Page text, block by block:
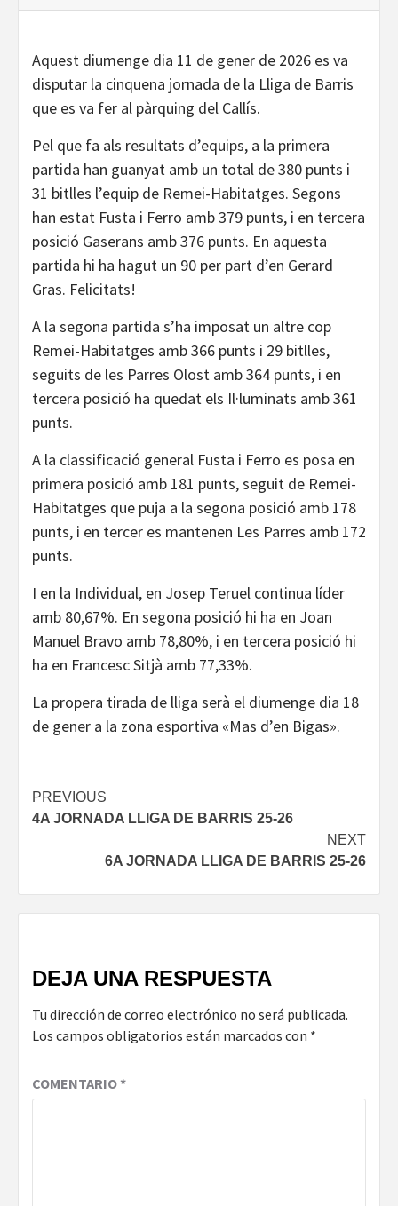
Aquest diumenge dia 11 de gener de 2026 es va
disputar la cinquena jornada de la Lliga de Barris
que es va fer al pàrquing del Callís.
Pel que fa als resultats d’equips, a la primera
partida han guanyat amb un total de 380 punts i
31 bitlles l’equip de Remei-Habitatges. Segons
han estat Fusta i Ferro amb 379 punts, i en tercera
posició Gaserans amb 376 punts. En aquesta
partida hi ha hagut un 90 per part d’en Gerard
Gras. Felicitats!
A la segona partida s’ha imposat un altre cop
Remei-Habitatges amb 366 punts i 29 bitlles,
seguits de les Parres Olost amb 364 punts, i en
tercera posició ha quedat els Il·luminats amb 361
punts.
A la classificació general Fusta i Ferro es posa en
primera posició amb 181 punts, seguit de Remei-
Habitatges que puja a la segona posició amb 178
punts, i en tercer es mantenen Les Parres amb 172
punts.
I en la Individual, en Josep Teruel continua líder
amb 80,67%. En segona posició hi ha en Joan
Manuel Bravo amb 78,80%, i en tercera posició hi
ha en Francesc Sitjà amb 77,33%.
La propera tirada de lliga serà el diumenge dia 18
de gener a la zona esportiva «Mas d’en Bigas».
Continue
Reading
PREVIOUS
4A JORNADA LLIGA DE BARRIS 25-26
NEXT
6A JORNADA LLIGA DE BARRIS 25-26
DEJA UNA RESPUESTA
Tu dirección de correo electrónico no será publicada.
Los campos obligatorios están marcados con *
COMENTARIO*